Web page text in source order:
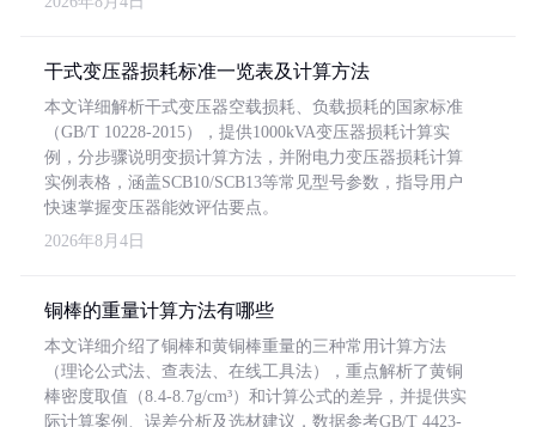
干式变压器损耗标准一览表及计算方法
本文详细解析干式变压器空载损耗、负载损耗的国家标准
（GB/T 10228-2015），提供1000kVA变压器损耗计算实
例，分步骤说明变损计算方法，并附电力变压器损耗计算
实例表格，涵盖SCB10/SCB13等常见型号参数，指导用户
快速掌握变压器能效评估要点。
2026年8月4日
铜棒的重量计算方法有哪些
本文详细介绍了铜棒和黄铜棒重量的三种常用计算方法
（理论公式法、查表法、在线工具法），重点解析了黄铜
棒密度取值（8.4-8.7g/cm³）和计算公式的差异，并提供实
际计算案例、误差分析及选材建议，数据参考GB/T 4423-